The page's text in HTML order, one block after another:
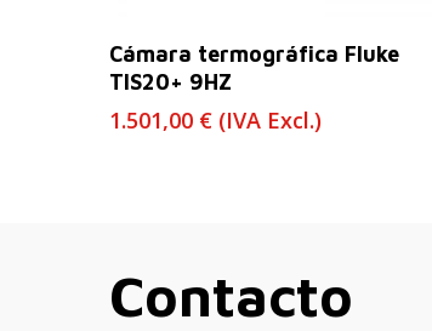
Leer Más
Cámara termográfica Fluke
TIS20+ 9HZ
1.501,00 € (IVA Excl.)
Contacto